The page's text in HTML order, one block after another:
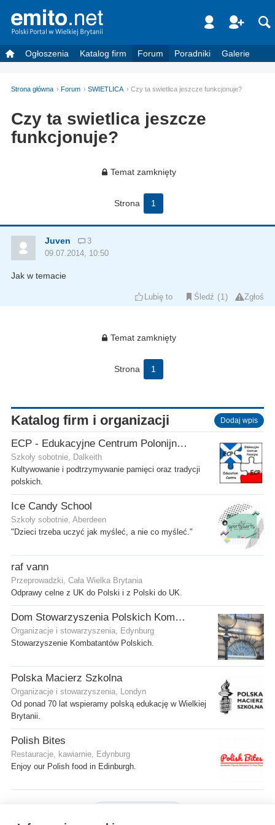
Ogłoszenia Katalog firm Forum Poradniki Galerie
Strona główna Forum SWIETLICA Czy ta swietlica jeszcze funkcjonuje?
Czy ta swietlica jeszcze
funkcjonuje?
Temat zamknięty
Strona 1
Juven
3
09.07.2014, 10:50
Jak w temacie
Lubię to Śledź 1 Zgłoś
Temat zamknięty
Strona 1
Katalog firm i organizacji Dodaj wpis
ECP - Edukacyjne Centrum Polonijne SCIO - Dalkeith
Szkoły sobotnie, Dalkeith
Kultywowanie i podtrzymywanie pamięci oraz tradycji
polskich.
Ice Candy School
Szkoły sobotnie, Aberdeen
"Dzieci trzeba uczyć jak myśleć, a nie co myśleć."
raf vann
Przeprowadzki, Cała Wielka Brytania
Odprawy celne z UK do Polski i z Polski do UK.
Dom Stowarzyszenia Polskich Kombatantów (SPK) w Edynburgu
Organizacje i stowarzyszenia, Edynburg
Stowarzyszenie Kombatantów Polskich.
Polska Macierz Szkolna
Organizacje i stowarzyszenia, Londyn
Od ponad 70 lat wspieramy polską edukację w Wielkiej
Brytanii.
Polish Bites
Restauracje, kawiarnie, Edynburg
Enjoy our Polish food in Edinburgh.